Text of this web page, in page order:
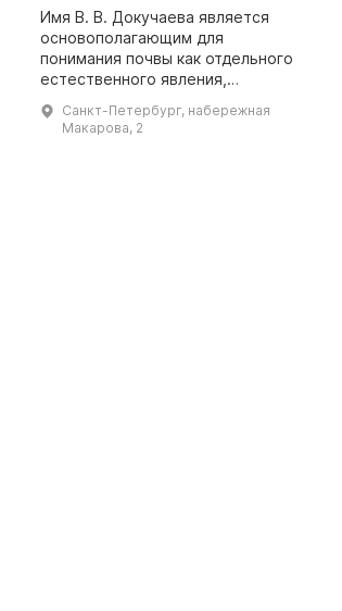
Имя В. В. Докучаева является
основополагающим для
понимания почвы как отдельного
естественного явления,
свойства и пространственное
положение. В 1904 году по
Санкт-Петербург, набережная
Макарова, 2